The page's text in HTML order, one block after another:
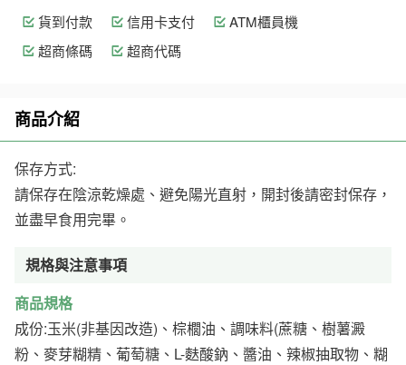
貨到付款 信用卡支付
ATM櫃員機
超商條碼
超商代碼
商品介紹
保存方式:
請保存在陰涼乾燥處、避免陽光直射，開封後請密封保存，
並盡早食用完畢。
規格與注意事項
商品規格
成份:玉米(非基因改造)、棕櫚油、調味料(蔗糖、樹薯澱
粉、麥芽糊精、葡萄糖、L-麩酸鈉、醬油、辣椒抽取物、糊